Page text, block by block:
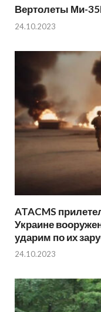
Вертолеты Ми-
24.10.2023
ATACMS
Украине
ударим по их
24.10.2023